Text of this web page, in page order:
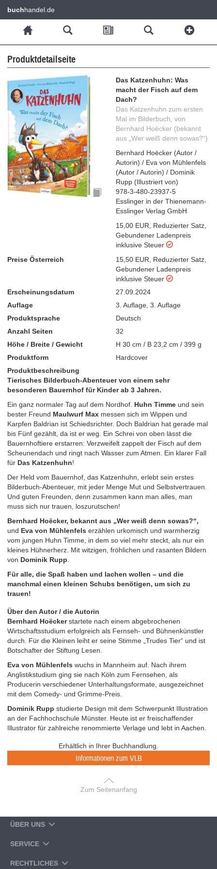
buchhandel.de
Produktdetailseite
Das Katzenhuhn: Was
macht der Fisch auf dem
Dach?
Das Katzenhuhn zum ersten
Mal im Bilderbuch, von
Bernhard Hoëcker (bekannt
aus „Wer weiß denn sowas?“)
Bernhard Hoëcker (Autor /
Autorin) / Eva von Mühlenfels
(Autor / Autorin) / Dominik
Rupp (Illustriert von)
978-3-480-23937-5
Esslinger in der Thienemann-
Esslinger Verlag GmbH
15,00 EUR
Reduzierter Satz
Gebundener Ladenpreis
inklusive Steuer
Preise Österreich
15,50 EUR Reduzierter Satz
Gebundener Ladenpreis
inklusive Steuer
Erscheinungsdatum
27.09.2024
Auflage
3. Auflage 3. Auflage
Produktsprache
Deutsch
Anzahl Seiten
32
Höhe / Breite / Gewicht
H 30 cm / B 23,2 cm / 399 g
Produktform
Hardcover
Produktbeschreibung
Tierisches Bilderbuch-Abenteuer von einem sehr
besonderen Bauernhof für Kinder ab 3 Jahren.
Ein ganz normaler Tag auf dem Nordhof. Huhn Timme und sein
bester Freund Maulwurf Max messen sich im Wippen und
Karpfen Baldrian ist Schiedsrichter. Doch Baldrian hat gerade mal
bis Fünf gezählt, da ist er weg. Ein Schrei von oben lässt die
Bauernhoftiere erstarren: Verzweifelt zappelt der Fisch auf dem
Scheunendach und ringt nach Wasser zum Atmen. Ein klarer Fall
für Das Katzenhuhn!
Der Held vom Bauernhof, das Katzenhuhn, erlebt sein erstes
Bilderbuch-Abenteuer, mit jeder Menge Mut und Selbstvertrauen.
Und guten Freunden, denn zusammen kann man alles, man
muss sich nur trauen, loszurutschen!
Bernhard Hoëcker, bekannt aus „Wer weiß denn sowas?“,
und Eva von Mühlenfels erzählen urkomisch und warmherzig
vom jungen Huhn Timme, in dem so viel mehr steckt, als nur ein
kleines Hühnerherz. Mit witzigen, fröhlichen und rasanten Bildern
von Dominik Rupp
Für alle, die Spaß haben und lachen wollen – und die
manchmal einen kleinen Schubs benötigen, um sich zu
trauen!
Über den Autor / die Autorin
Bernhard Hoëckerstartete nach einem abgebrochenen
Wirtschaftsstudium erfolgreich als Fernseh- und Bühnenkünstler
durch. Für die Kleinen leiht er seine Stimme „Trudes Tier“ und ist
Botschafter der Stiftung Lesen.
Eva von Mühlenfels wuchs in Mannheim auf. Nach ihrem
Anglistikstudium ging sie nach Köln zum Fernsehen, als
Producerin verschiedener Unterhaltungsformate, ausgezeichnet
mit dem Comedy- und Grimme-Preis.
Dominik Rupp studierte Design mit dem Schwerpunkt Illustration
an der Fachhochschule Münster. Heute ist er freischaffender
Illustrator für zahlreiche renommierte Verlage und lebt in Aachen.
Erhältlich in Ihrer Buchhandlung.
Informationen zum VLB
Zum Seitenanfang
ÜBER UNS
SERVICE
RECHTLICHES